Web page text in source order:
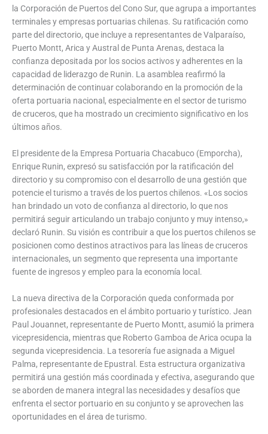
la Corporación de Puertos del Cono Sur, que agrupa a importantes
terminales y empresas portuarias chilenas. Su ratificación como
parte del directorio, que incluye a representantes de Valparaíso,
Puerto Montt, Arica y Austral de Punta Arenas, destaca la
confianza depositada por los socios activos y adherentes en la
capacidad de liderazgo de Runin. La asamblea reafirmó la
determinación de continuar colaborando en la promoción de la
oferta portuaria nacional, especialmente en el sector de turismo
de cruceros, que ha mostrado un crecimiento significativo en los
últimos años.
El presidente de la Empresa Portuaria Chacabuco (Emporcha),
Enrique Runin, expresó su satisfacción por la ratificación del
directorio y su compromiso con el desarrollo de una gestión que
potencie el turismo a través de los puertos chilenos. «Los socios
han brindado un voto de confianza al directorio, lo que nos
permitirá seguir articulando un trabajo conjunto y muy intenso,»
declaró Runin. Su visión es contribuir a que los puertos chilenos se
posicionen como destinos atractivos para las líneas de cruceros
internacionales, un segmento que representa una importante
fuente de ingresos y empleo para la economía local.
La nueva directiva de la Corporación queda conformada por
profesionales destacados en el ámbito portuario y turístico. Jean
Paul Jouannet, representante de Puerto Montt, asumió la primera
vicepresidencia, mientras que Roberto Gamboa de Arica ocupa la
segunda vicepresidencia. La tesorería fue asignada a Miguel
Palma, representante de Epustral. Esta estructura organizativa
permitirá una gestión más coordinada y efectiva, asegurando que
se aborden de manera integral las necesidades y desafíos que
enfrenta el sector portuario en su conjunto y se aprovechen las
oportunidades en el área de turismo.